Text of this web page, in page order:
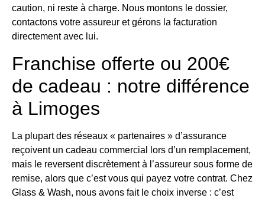
caution, ni reste à charge. Nous montons le dossier,
contactons votre assureur et gérons la facturation
directement avec lui.
Franchise offerte ou 200€
de cadeau : notre différence
à Limoges
La plupart des réseaux « partenaires » d’assurance
reçoivent un cadeau commercial lors d’un remplacement,
mais le reversent discrètement à l’assureur sous forme de
remise, alors que c’est vous qui payez votre contrat. Chez
Glass & Wash, nous avons fait le choix inverse : c’est